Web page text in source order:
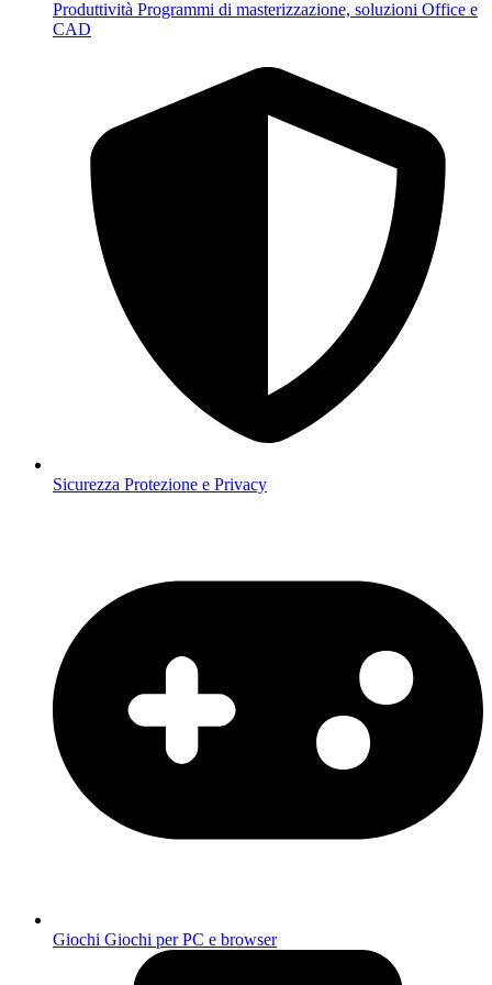
Produttività Programmi di masterizzazione, soluzioni Office e
CAD
Sicurezza Protezione e Privacy
Giochi Giochi per PC e browser